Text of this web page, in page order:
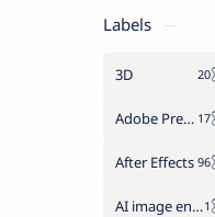
Labels
3D
Adobe Premiere Pro
After Effects
AI image enhancement